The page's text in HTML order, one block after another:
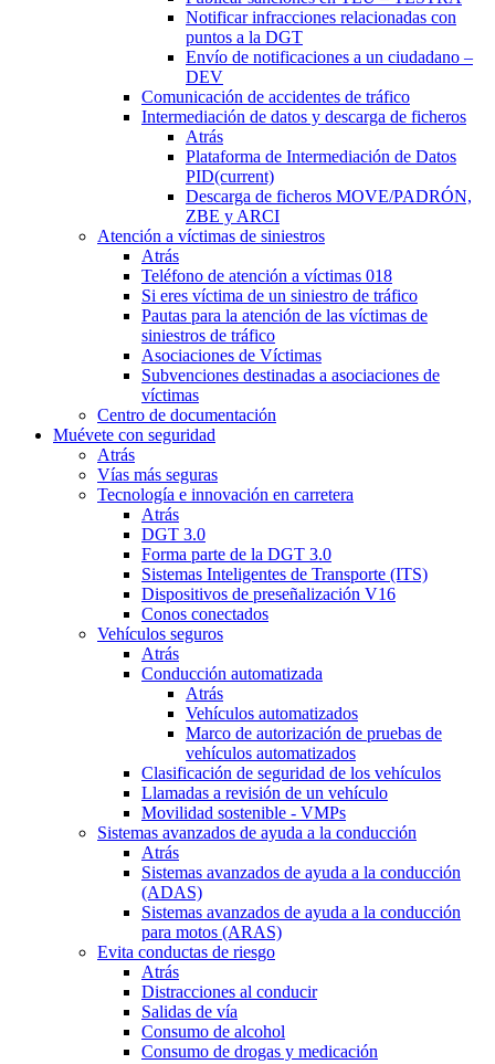
Notificar infracciones relacionadas con
puntos a la DGT
Envío de notificaciones a un ciudadano –
DEV
Comunicación de accidentes de tráfico
Intermediación de datos y descarga de ficheros
Atrás
Plataforma de Intermediación de Datos
PID(current)
Descarga de ficheros MOVE/PADRÓN,
ZBE y ARCI
Atención a víctimas de siniestros
Atrás
Teléfono de atención a víctimas 018
Si eres víctima de un siniestro de tráfico
Pautas para la atención de las víctimas de
siniestros de tráfico
Asociaciones de Víctimas
Subvenciones destinadas a asociaciones de
víctimas
Centro de documentación
Muévete con seguridad
Atrás
Vías más seguras
Tecnología e innovación en carretera
Atrás
DGT 3.0
Forma parte de la DGT 3.0
Sistemas Inteligentes de Transporte (ITS)
Dispositivos de preseñalización V16
Conos conectados
Vehículos seguros
Atrás
Conducción automatizada
Atrás
Vehículos automatizados
Marco de autorización de pruebas de
vehículos automatizados
Clasificación de seguridad de los vehículos
Llamadas a revisión de un vehículo
Movilidad sostenible - VMPs
Sistemas avanzados de ayuda a la conducción
Atrás
Sistemas avanzados de ayuda a la conducción
(ADAS)
Sistemas avanzados de ayuda a la conducción
para motos (ARAS)
Evita conductas de riesgo
Atrás
Distracciones al conducir
Salidas de vía
Consumo de alcohol
Consumo de drogas y medicación